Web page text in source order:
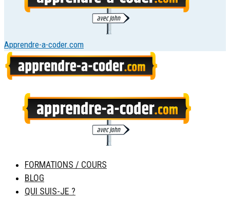
Apprendre-a-coder.com
FORMATIONS / COURS
BLOG
QUI SUIS-JE ?